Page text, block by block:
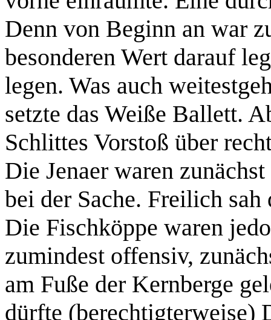
Denn von Beginn an war
besonderen Wert darauf
legen. Was auch
setzte das Weiße Ballett.
Schlittes Vorstoß über
Die Jenaer waren
bei der Sache. Freilich
Die Fischköppe waren
zumindest offensiv,
am Fuße der Kernberge
dürfte (berechtigterweise)